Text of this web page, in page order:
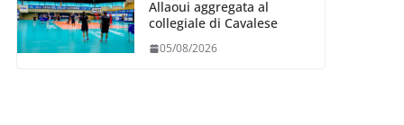
Allaoui aggregata al
collegiale di Cavalese
05/08/2026